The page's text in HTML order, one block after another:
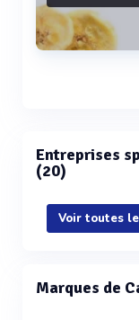
Entreprises
(20)
Voir toutes
Marques de